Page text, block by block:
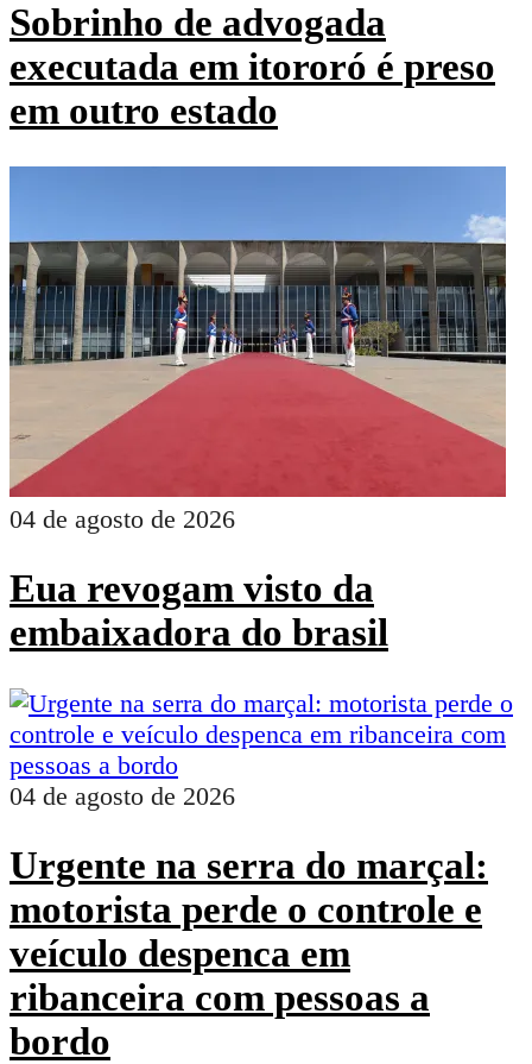
Sobrinho de advogada
executada em itororó é preso
em outro estado
04 de agosto de 2026
Eua revogam visto da
embaixadora do brasil
04 de agosto de 2026
Urgente na serra do marçal:
motorista perde o controle e
veículo despenca em
ribanceira com pessoas a
bordo